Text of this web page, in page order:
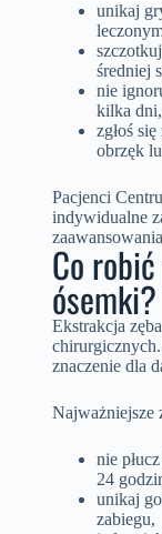
unikaj
średniej
nie
kilka dni,
zgłoś
obrzęk
Pacjenci
indywidualne
Co
ósemki?
Ekstrakcja
znaczenie dla
Najważniejsze
nie
24
unikaj
zabiegu,